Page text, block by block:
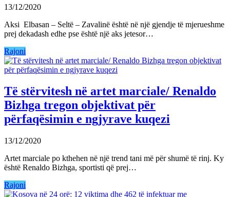
13/12/2020
Aksi Elbasan – Seltë – Zavalinë është në një gjendje të mjerueshme
prej dekadash edhe pse është një aks jetesor…
Rajoni
Të stërvitesh në artet marciale/ Renaldo
Bizhga tregon objektivat për
përfaqësimin e ngjyrave kuqezi
13/12/2020
Artet marciale po kthehen në një trend tani më për shumë të rinj. Ky
është Renaldo Bizhga, sportisti që prej…
Rajoni